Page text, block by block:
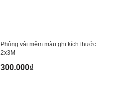
Phông vải mềm màu ghi kích thước
2x3M
300.000₫